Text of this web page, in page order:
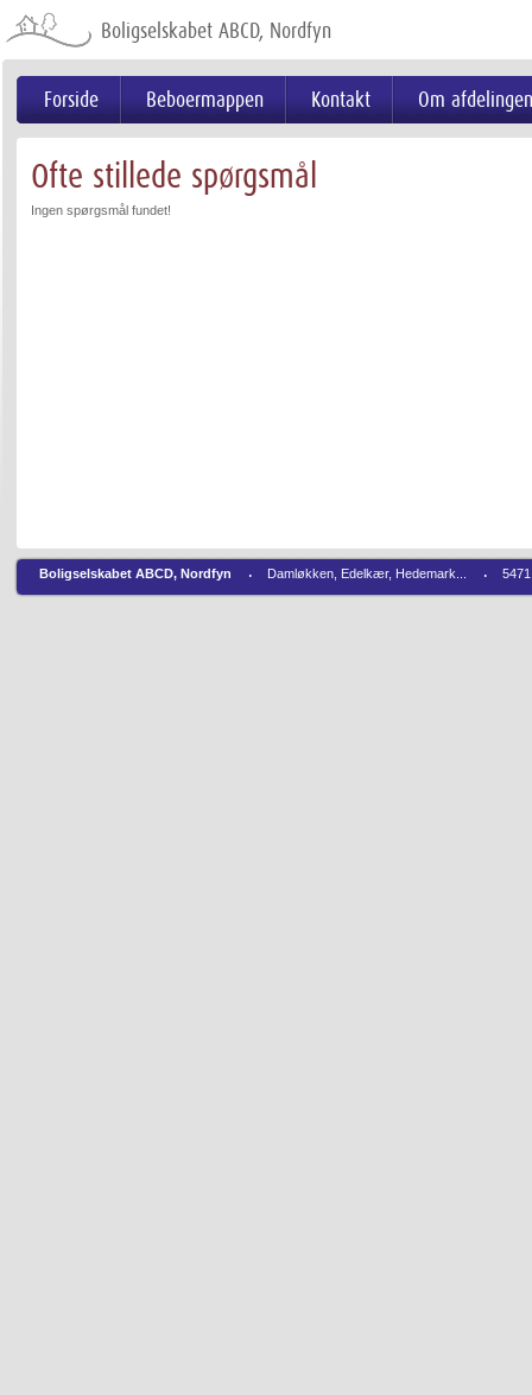
indhold
Videre
menunavigation
Boligselskabet ABCD, Nordfyn
Forside Beboermappen Kontakt Om afdelingen
Ofte stillede spørgsmål
Ingen spørgsmål fundet!
Boligselskabet ABCD, Nordfyn Damløkken, Edelkær, Hedemark...